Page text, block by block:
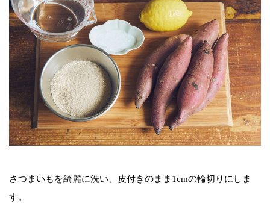
さつまいもを綺麗に洗い、皮付きのまま1cmの輪切りにしま
す。